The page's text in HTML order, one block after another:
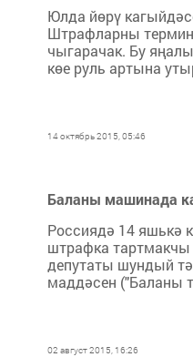
Юлда йөрү
Штрафларны
чыгарачак. Бу
көе руль артына
14 октябрь 2015, 05:46
Баланы машинада
Россиядә 14 яшькә
штрафка
депутаты шундый
маддәсен ("Баланы
02 август 2015, 16:26